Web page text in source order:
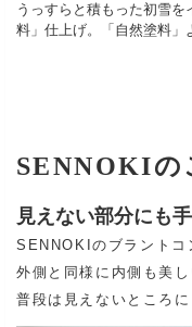
うっすらと積もった初雪
料」仕上げ。「自然塗料」
SENNOKIの
見えない部分にも
SENNOKIのブラントコ
外側と同様に内側も美し
普段は見えないところ